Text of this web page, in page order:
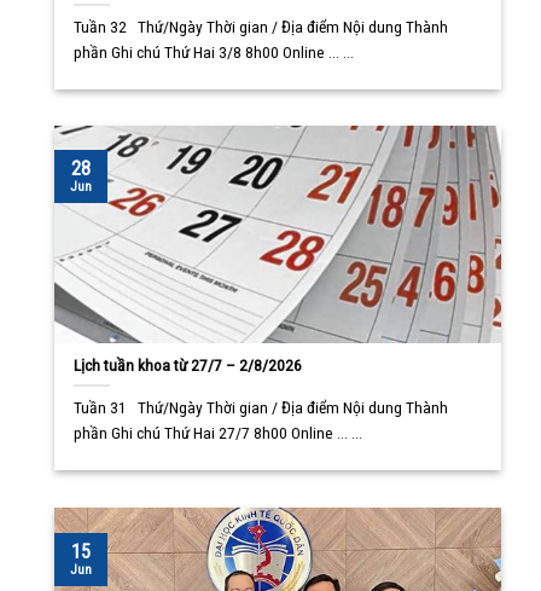
Tuần 32 Thứ/Ngày Thời gian / Địa điểm Nội dung Thành
phần Ghi chú Thứ Hai 3/8 8h00 Online ... ...
Lịch tuần khoa từ 27/7 – 2/8/2026
Tuần 31 Thứ/Ngày Thời gian / Địa điểm Nội dung Thành
phần Ghi chú Thứ Hai 27/7 8h00 Online ... ...
28
Jun
15
Jun